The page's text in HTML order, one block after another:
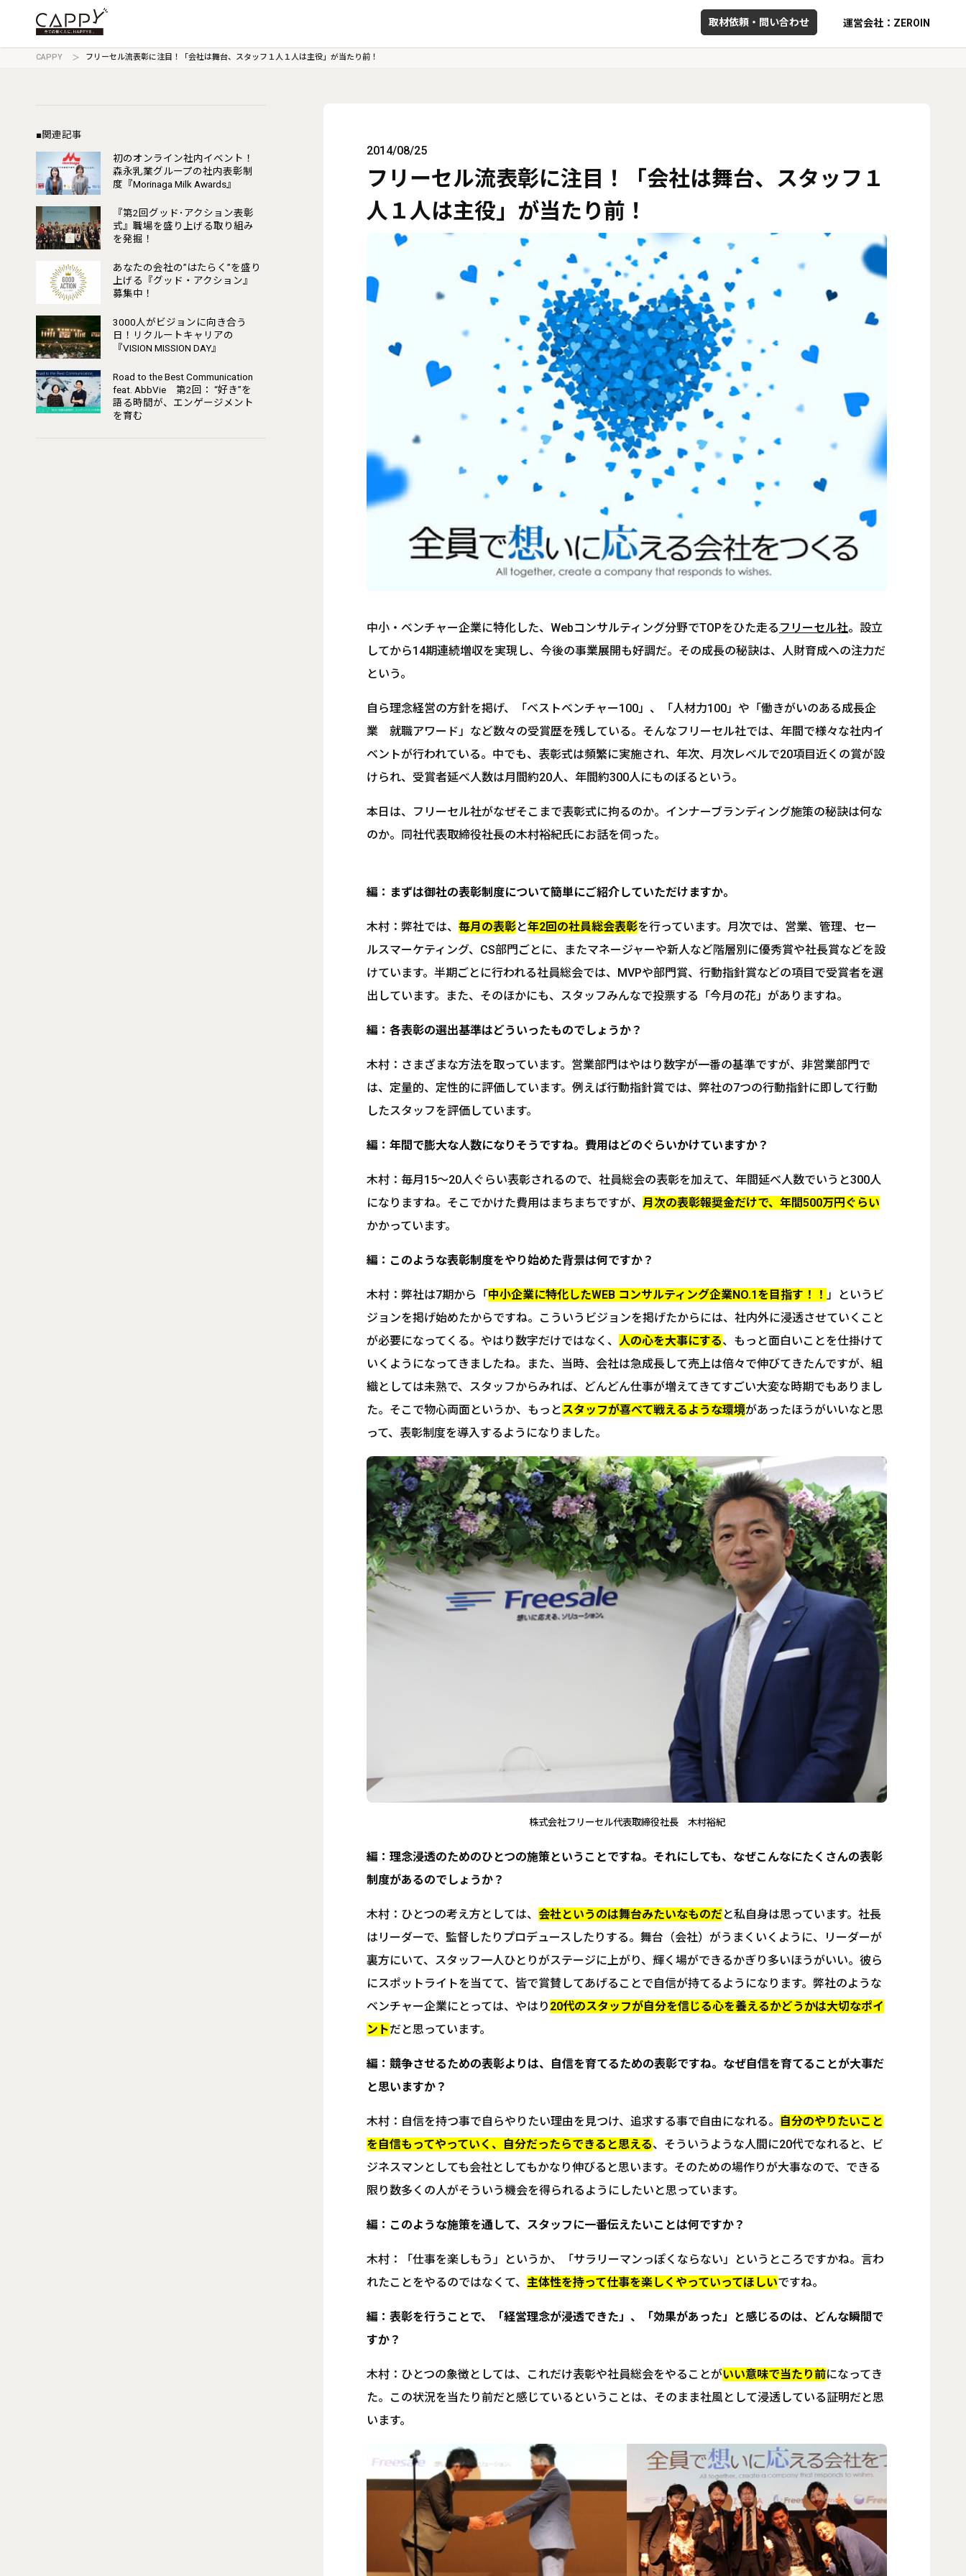
取材依頼・問い合わせ 運営会社：ZEROIN
CAPPY フリーセル流表彰に注目！「会社は舞台、スタッフ１人１人は主役」が当たり前！
2014/08/25
フリーセル流表彰に注目！「会社は舞台、スタッフ１
人１人は主役」が当たり前！
中小・ベンチャー企業に特化した、Webコンサルティング分野でTOPをひた走る フリーセル社。設立
してから14期連続増収を実現し、今後の事業展開も好調だ。その成長の秘訣は、人財育成への注力だ
という。
自ら理念経営の方針を掲げ、「ベストベンチャー100」、「人材力100」や「働きがいのある成長企
業 就職アワード」など数々の受賞歴を残している。そんなフリーセル社では、年間で様々な社内イ
ベントが行われている。中でも、表彰式は頻繁に実施され、年次、月次レベルで20項目近くの賞が設
けられ、受賞者延べ人数は月間約20人、年間約300人にものぼるという。
本日は、フリーセル社がなぜそこまで表彰式に拘るのか。インナーブランディング施策の秘訣は何な
のか。同社代表取締役社長の木村裕紀氏にお話を伺った。
編：まずは御社の表彰制度について簡単にご紹介していただけますか。
木村：弊社では、 毎月の表彰と年2回の社員総会表彰を行っています。月次では、営業、管理、セー
ルスマーケティング、CS部門ごとに、またマネージャーや新人など階層別に優秀賞や社長賞などを設
けています。半期ごとに行われる社員総会では、MVPや部門賞、行動指針賞などの項目で受賞者を選
出しています。また、そのほかにも、スタッフみんなで投票する「今月の花」がありますね。
編：各表彰の選出基準はどういったものでしょうか？
木村：さまざまな方法を取っています。営業部門はやはり数字が一番の基準ですが、非営業部門で
は、定量的、定性的に評価しています。例えば行動指針賞では、弊社の7つの行動指針に即して行動
したスタッフを評価しています。
編：年間で膨大な人数になりそうですね。費用はどのぐらいかけていますか？
木村：毎月15～20人ぐらい表彰されるので、社員総会の表彰を加えて、年間延べ人数でいうと300人
になりますね。そこでかけた費用はまちまちですが、 月次の表彰報奨金だけで、年間500万円ぐらい
かかっています。
編：このような表彰制度をやり始めた背景は何ですか？
木村：弊社は7期から「中小企業に特化したWEB コンサルティング企業NO.1を目指す！！ 」というビ
ジョンを掲げ始めたからですね。こういうビジョンを掲げたからには、社内外に浸透させていくこと
が必要になってくる。やはり数字だけではなく、
人の心を大事にする、もっと面白いことを仕掛けて
いくようになってきましたね。また、当時、会社は急成長して売上は倍々で伸びてきたんですが、組
織としては未熟で、スタッフからみれば、どんどん仕事が増えてきてすごい大変な時期でもありまし
た。そこで物心両面というか、もっとスタッフが喜べて戦えるような環境があったほうがいいなと思
って、表彰制度を導入するようになりました。
株式会社フリーセル代表取締役社長 木村裕紀
編： 理念浸透のためのひとつの施策ということですね。それにしても、なぜこんなにたくさんの表彰
制度があるのでしょうか？
木村：ひとつの考え方としては、 会社というのは舞台みたいなものだと私自身は思っています。社長
はリーダーで、監督したりプロデュースしたりする。舞台（会社）がうまくいくように、リーダーが
裏方にいて、スタッフ一人ひとりがステージに上がり、輝く場ができるかぎり多いほうがいい。彼ら
にスポットライトを当てて、皆で賞賛してあげることで自信が持てるようになります。弊社のような
ベンチャー企業にとっては、やはり 20代のスタッフが自分を信じる心を養えるかどうかは大切なポイ
ントだと思っています。
編： 競争させるための表彰よりは、自信を育てるための表彰ですね。なぜ自信を育てることが大事だ
と思いますか？
木村：自信を持つ事で自らやりたい理由を見つけ、追求する事で自由になれる。
自分のやりたいこと
を自信もってやっていく、自分だったらできると思える、そういうような人間に20代でなれると、ビ
ジネスマンとしても会社としてもかなり伸びると思います。そのための場作りが大事なので、できる
限り数多くの人がそういう機会を得られるようにしたいと思っています。
編：このような施策を通して、スタッフに一番伝えたいことは何ですか？
木村：「仕事を楽しもう」というか、「サラリーマンっぽくならない」というところですかね。言わ
れたことをやるのではなくて、 主体性を持って仕事を楽しくやっていってほしいですね。
編：表彰を行うことで、「経営理念が浸透できた」、「効果があった」と感じるのは、どんな瞬間で
すか？
木村：ひとつの象徴としては、これだけ表彰や社員総会をやることがいい意味で当たり前になってき
た。この状況を当たり前だと感じているということは、そのまま社風として浸透している証明だと思
います。
■関連記事
初のオンライン社内イベント！
森永乳業グループの社内表彰制
度『Morinaga Milk Awards』
『第2回グッド･アクション表彰
式』職場を盛り上げる取り組み
を発掘！
あなたの会社の”はたらく”を盛り
上げる『グッド・アクション』
募集中！
3000人がビジョンに向き合う
日！リクルートキャリアの
『VISION MISSION DAY』
Road to the Best Communication
feat. AbbVie 第2回： “好き”を
語る時間が、エンゲージメント
を育む